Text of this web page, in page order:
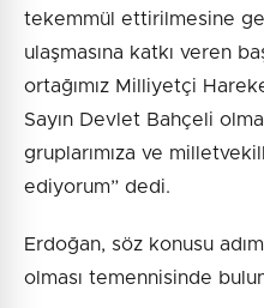
tekemmül ettirilmesine
ulaşmasına katkı veren
ortağımız Milliyetçi
Sayın Devlet Bahçeli
gruplarımıza ve
ediyorum” dedi.
Erdoğan, söz konusu
olması temennisinde